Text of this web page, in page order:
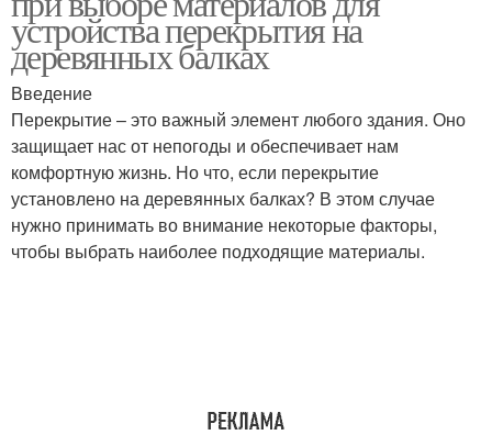
устройства перекрытия на
деревянных балках
Введение
Перекрытие – это важный элемент любого здания. Оно
защищает нас от непогоды и обеспечивает нам
комфортную жизнь. Но что, если перекрытие
установлено на деревянных балках? В этом случае
нужно принимать во внимание некоторые факторы,
чтобы выбрать наиболее подходящие материалы.